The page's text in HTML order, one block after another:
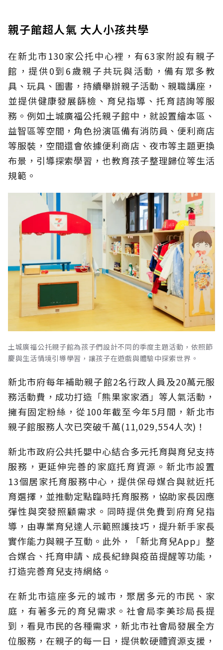
親子館超人氣 大人小孩共學
在新北市130家公托中心裡，有63家附設有親子
館，提供0到6歲親子共玩與活動，備有眾多教
具、玩具、圖書，持續舉辦親子活動、親職講座，
並提供健康發展篩檢、育兒指導、托育諮詢等服
務。例如土城廣福公托親子館中，就設置繪本區、
益智區等空間，角色扮演區備有消防員、便利商店
等服裝，空間還會依據便利商店、夜市等主題更換
布景，引導探索學習，也教育孩子整理歸位等生活
規範。
土城廣福公托親子館為孩子們設計不同的季度主題活動，依照節
慶與生活情境引導學習，讓孩子在遊戲與體驗中探索世界。
新北市府每年補助親子館2名行政人員及20萬元服
務活動費，成功打造「熊果家家酒」等人氣活動，
擁有固定粉絲，從100年截至今年5月間，新北市
親子館服務人次已突破千萬(11,029,554人次)！
新北市政府公共托嬰中心結合多元托育與育兒支持
服務，更延伸完善的家庭托育資源。新北市設置
13個居家托育服務中心，提供保母媒合與就近托
育選擇，並推動定點臨時托育服務，協助家長因應
彈性與突發照顧需求。同時提供免費到府育兒指
導，由專業育兒達人示範照護技巧，提升新手家長
實作能力與親子互動。此外，「新北育兒App」整
合媒合、托育申請、成長紀錄與疫苗提醒等功能，
打造完善育兒支持網絡。
在新北市這座多元的城市，聚居多元的市民、家
庭，有著多元的育兒需求。社會局李美珍局長提
到，看見市民的各種需求，新北市社會局發展全方
位服務，在親子的每一日，提供軟硬體資源支援，